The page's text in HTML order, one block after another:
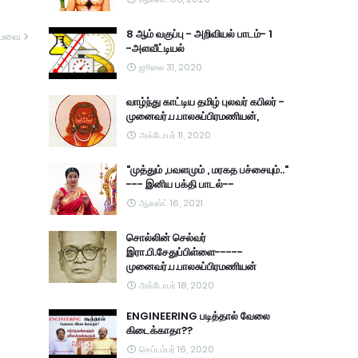
8 ஆம் வகுப்பு - அறிவியல் பாடம்- 1
-அளவீட்டியல்
ஜூலை 31, 2020
வாழ்ந்து காட்டிய தமிழ் புலவர் கபிலர் -
முனைவர்.ப.பாலசுப்பிரமணியன்,
அக்டோபர் 11, 2020
"முத்தும் ,பவளமும் , மரகத பச்சையும்.."
--- இனிய பக்தி பாடல்--
ஆகஸ்ட் 16, 2021
சொல்லின் செல்வர்
இரா.பி.சேதுப்பிள்ளை-----
முனைவர்.ப.பாலசுப்பிரமணியன்
அக்டோபர் 18, 2020
ENGINEERING படித்தால் வேலை
கிடைக்காதா??
செப்டம்பர் 16, 2020